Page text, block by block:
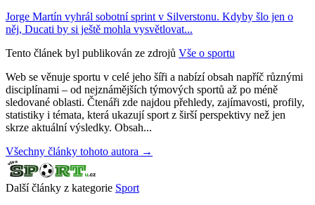
Jorge Martín vyhrál sobotní sprint v Silverstonu. Kdyby šlo jen o
něj, Ducati by si ještě mohla vysvětlovat...
Tento článek byl publikován ze zdrojů Vše o sportu
Web se věnuje sportu v celé jeho šíři a nabízí obsah napříč různými
disciplínami – od nejznámějších týmových sportů až po méně
sledované oblasti. Čtenáři zde najdou přehledy, zajímavosti, profily,
statistiky i témata, která ukazují sport z širší perspektivy než jen
skrze aktuální výsledky. Obsah...
Všechny články tohoto autora →
Další články z kategorie Sport